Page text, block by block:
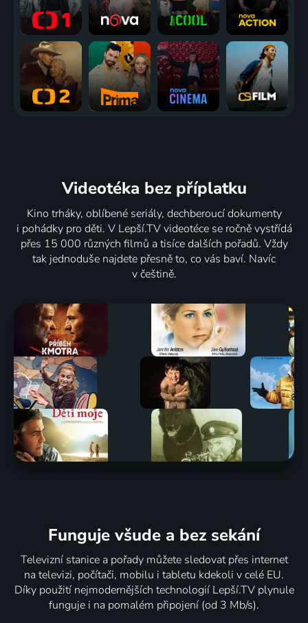
Videotéka bez příplatku
Kino trháky, oblíbené seriály, dechberoucí dokumenty
i pohádky pro děti. V Lepší.TV videotéce se ročně vystřídá
přes 15 000 různých filmů a tisíce dalších pořadů. Vždy
tak jednoduše najdete přesně to, co vás baví. Navíc
v češtině.
Funguje všude a bez sekání
Televizní stanice a pořady můžete sledovat přes internet
na televizi, počítači, mobilu i tabletu kdekoli v celé EU.
Díky použití nejmodernějších technologií Lepší.TV plynule
funguje i na pomalém připojení (od 3 Mb/s).